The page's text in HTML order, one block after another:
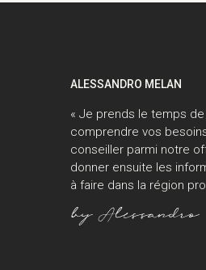
ALESSANDRO MELAN
« Je prends le temps
comprendre vos
conseiller parmi notre
donner ensuite les
à faire dans la région